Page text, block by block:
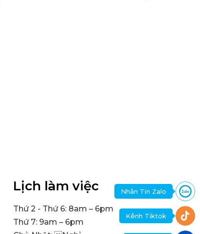
Lịch làm việc
Thứ 2 - Thứ 6: 8am – 6pm
Thứ 7: 9am – 6pm
Nhắn Tin Zalo
Kênh Tiktok